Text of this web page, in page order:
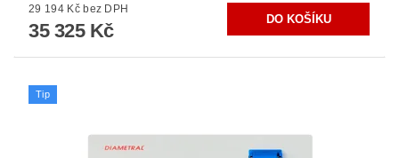
29 194 Kč bez DPH
35 325 Kč
Tip